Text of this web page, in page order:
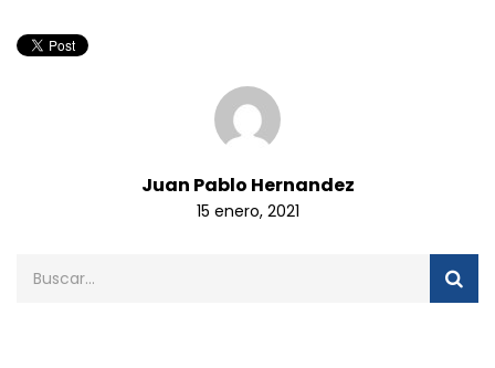
Juan Pablo Hernandez
15 enero, 2021